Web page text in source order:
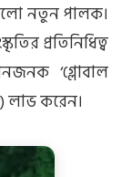
নতুন পালক।
প্রতিনিধিত্ব
‘গ্লোবাল
লাভ করেন।